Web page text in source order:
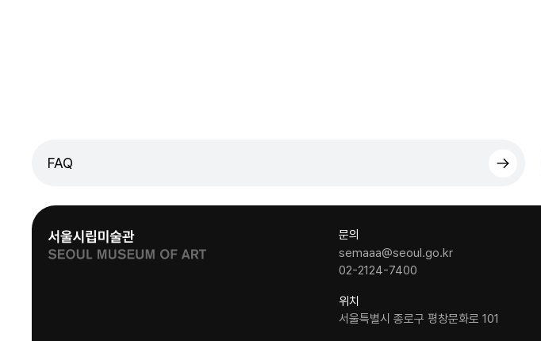
FAQ
문의
semaaa@seoul.go.kr
02-2124-7400
위치
서울특별시 종로구 평창문화로 101